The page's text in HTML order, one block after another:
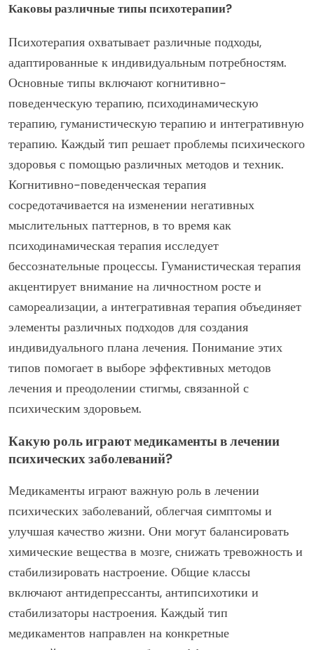
Каковы различные типы психотерапии?
Психотерапия охватывает различные подходы,
адаптированные к индивидуальным потребностям.
Основные типы включают когнитивно-
поведенческую терапию, психодинамическую
терапию, гуманистическую терапию и интегративную
терапию. Каждый тип решает проблемы психического
здоровья с помощью различных методов и техник.
Когнитивно-поведенческая терапия
сосредотачивается на изменении негативных
мыслительных паттернов, в то время как
психодинамическая терапия исследует
бессознательные процессы. Гуманистическая терапия
акцентирует внимание на личностном росте и
самореализации, а интегративная терапия объединяет
элементы различных подходов для создания
индивидуального плана лечения. Понимание этих
типов помогает в выборе эффективных методов
лечения и преодолении стигмы, связанной с
психическим здоровьем.
Какую роль играют медикаменты в лечении
психических заболеваний?
Медикаменты играют важную роль в лечении
психических заболеваний, облегчая симптомы и
улучшая качество жизни. Они могут балансировать
химические вещества в мозге, снижать тревожность и
стабилизировать настроение. Общие классы
включают антидепрессанты, антипсихотики и
стабилизаторы настроения. Каждый тип
медикаментов направлен на конкретные